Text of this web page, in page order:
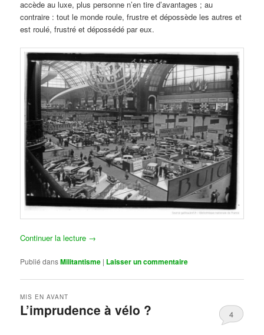
accède au luxe, plus personne n’en tire d’avantages ; au
contraire : tout le monde roule, frustre et dépossède les autres et
est roulé, frustré et dépossédé par eux.
Continuer la lecture →
Publié dansMilitantisme | Laisser un commentaire
L’imprudence à vélo ?
MIS EN AVANT
4